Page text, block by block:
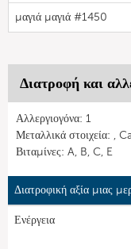
μαγιά μαγιά #1450
Διατροφή και
Αλλεργιογόνα: 1
Μεταλλικά στοιχεία: ,
Βιταμίνες: A, B, C, E
Διατροφική αξία μιας
Ενέργεια